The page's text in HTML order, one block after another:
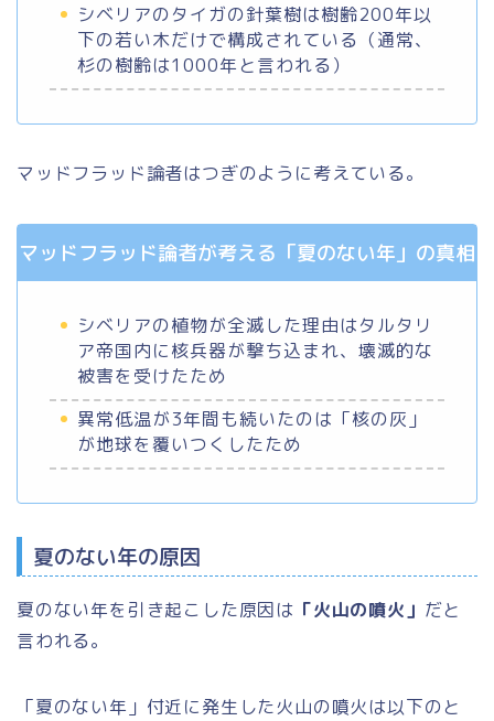
シベリアのタイガの針葉樹は樹齢200年以
下の若い木だけで構成されている（通常、
杉の樹齢は1000年と言われる）
マッドフラッド論者はつぎのように考えている。
マッドフラッド論者が考える「夏のない年」の真相
シベリアの植物が全滅した理由はタルタリ
ア帝国内に核兵器が撃ち込まれ、壊滅的な
被害を受けたため
異常低温が3年間も続いたのは「核の灰」
が地球を覆いつくしたため
夏のない年の原因
夏のない年を引き起こした原因は 「火山の噴火」 だと
言われる。
「夏のない年」付近に発生した火山の噴火は以下のと